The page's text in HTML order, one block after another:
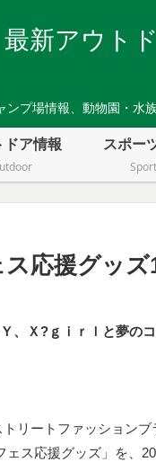
最新アウト
ンプ場情報、動物園・
ドア情報
スポー
応援グッズ
、Ｘ?ｇｉｒｌと夢の
リートファッション
ス応援グッズ」を、